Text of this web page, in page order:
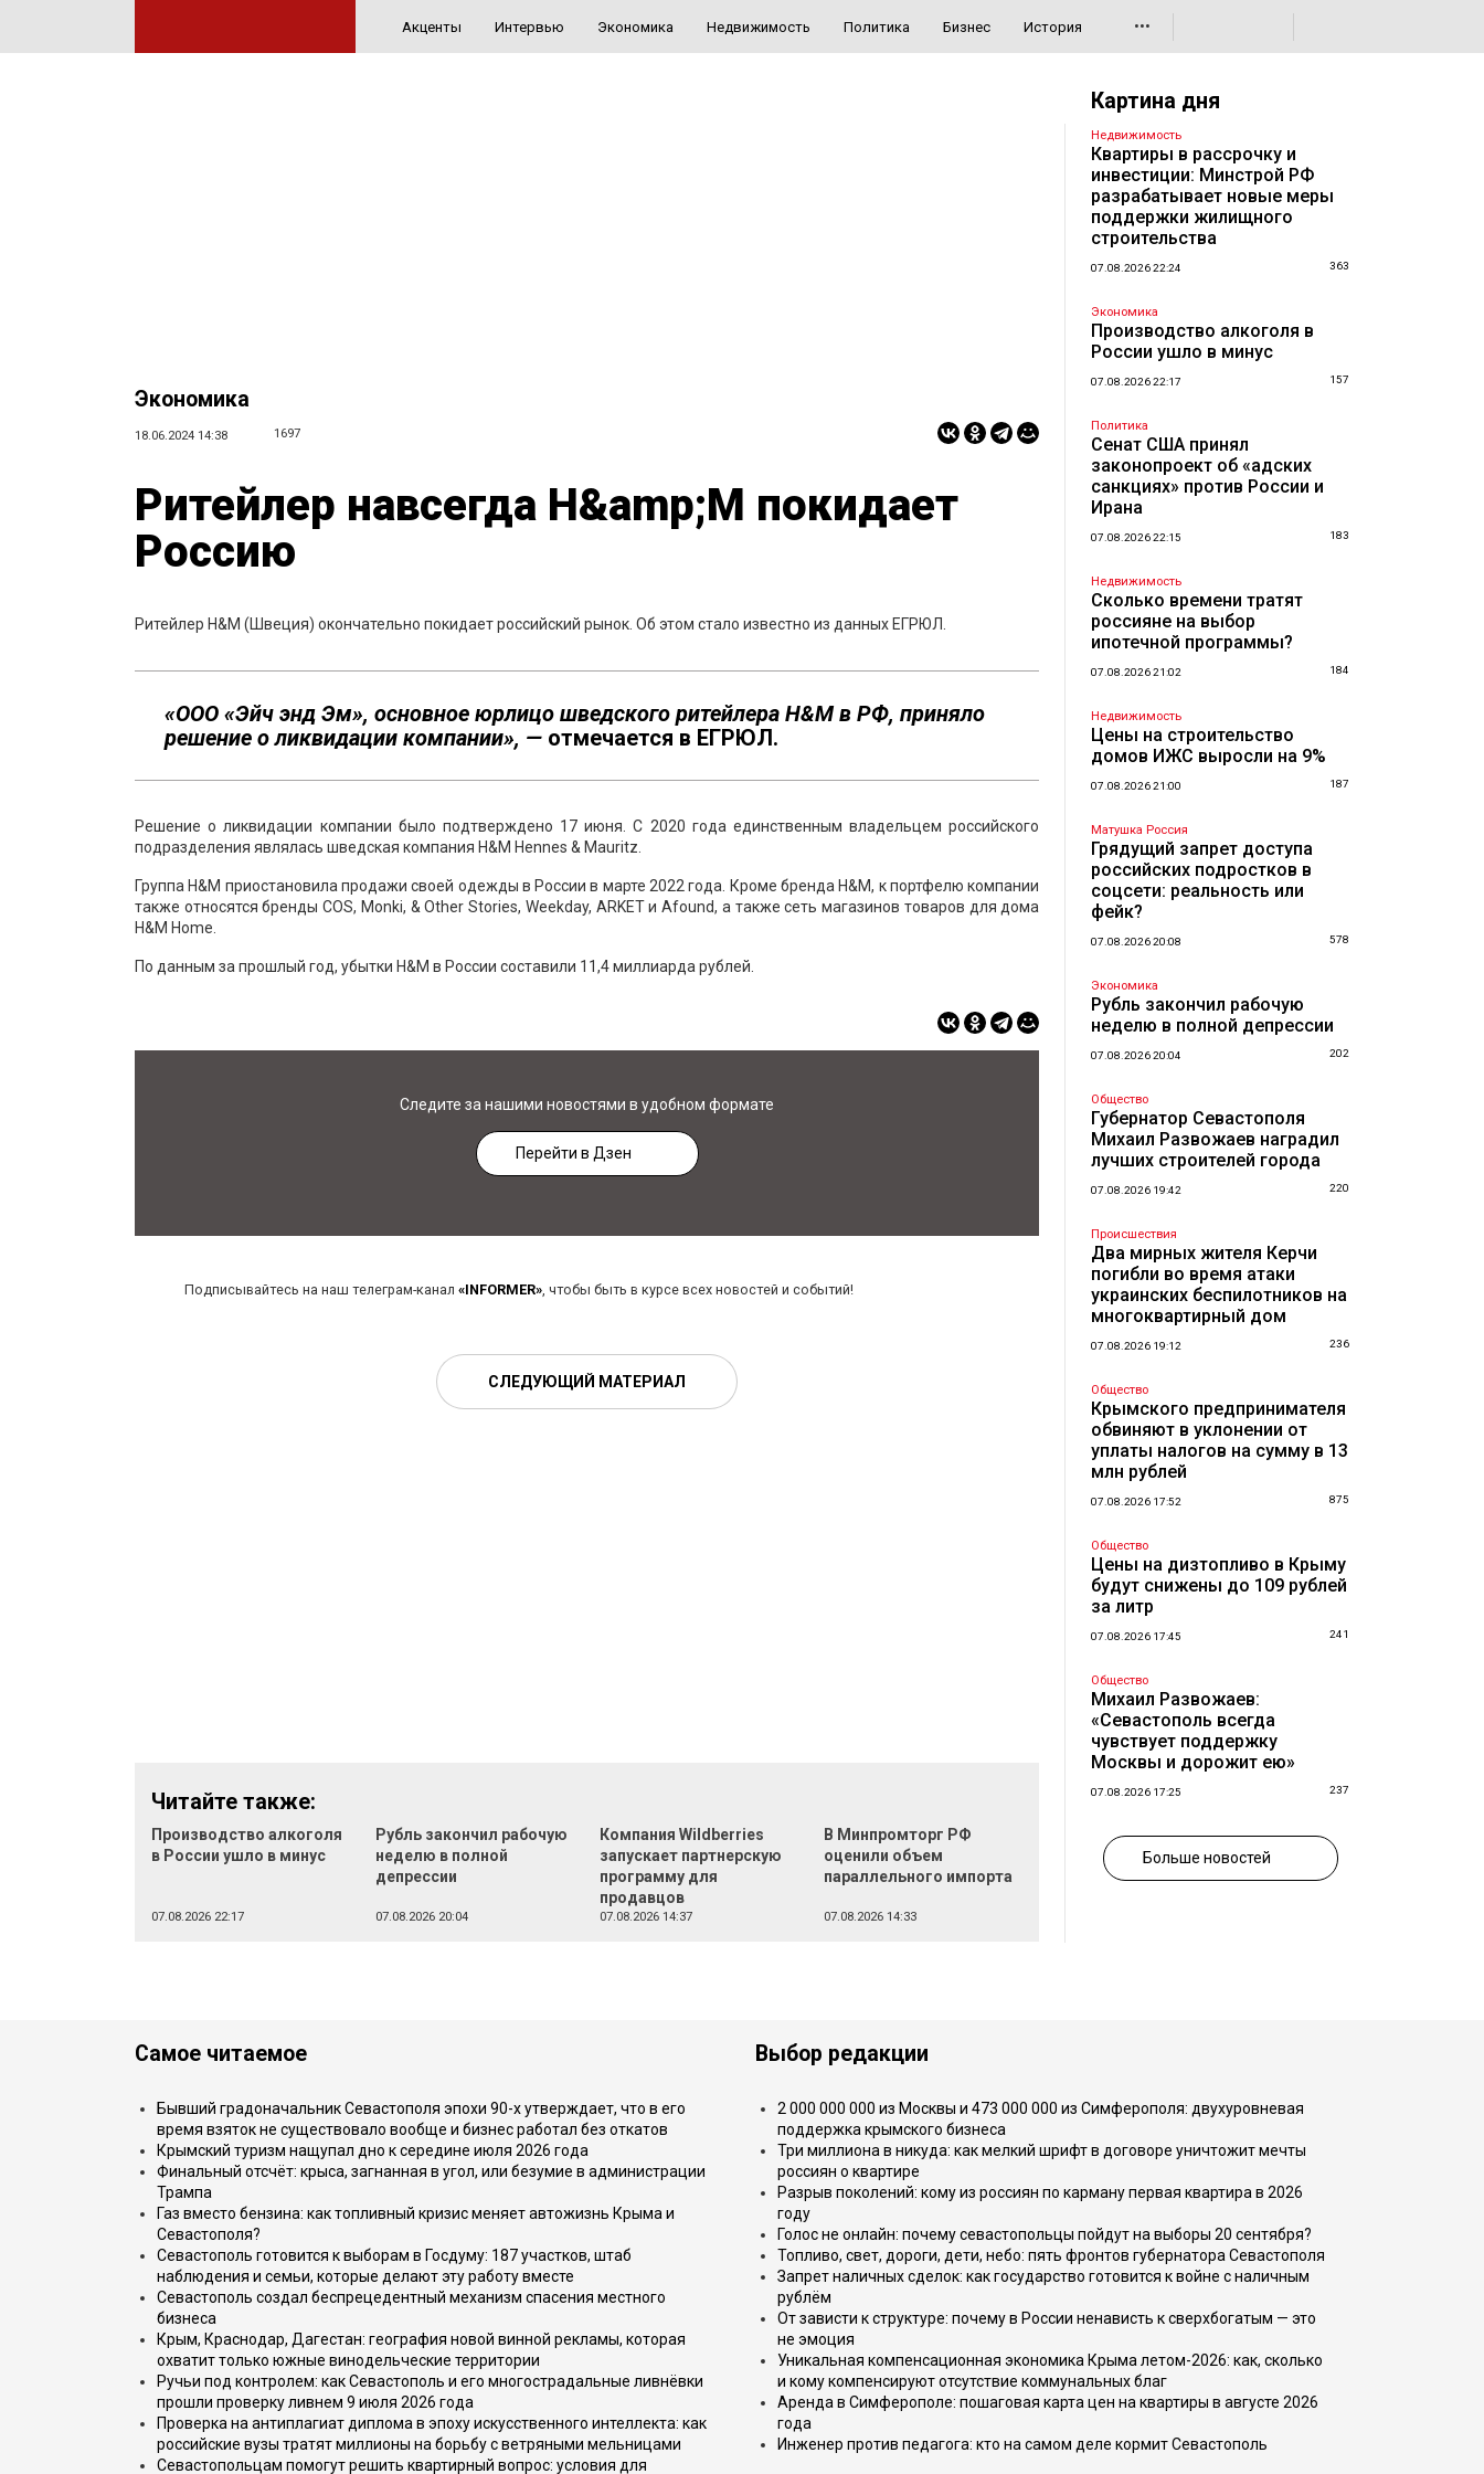
Акценты Интервью Экономика Недвижимость Политика Бизнес История •••
Экономика
18.06.2024 14:38 1697
Ритейлер навсегда H&amp;M покидает
Россию
Ритейлер H&M (Швеция) окончательно покидает российский рынок. Об этом стало известно из данных ЕГРЮЛ.
«ООО «Эйч энд Эм», основное юрлицо шведского ритейлера H&M в РФ, приняло
решение о ликвидации компании», — отмечается в ЕГРЮЛ.
Решение о ликвидации компании было подтверждено 17 июня. С 2020 года единственным владельцем российского
подразделения являлась шведская компания H&M Hennes & Mauritz.
Группа H&M приостановила продажи своей одежды в России в марте 2022 года. Кроме бренда H&M, к портфелю компании
также относятся бренды COS, Monki, & Other Stories, Weekday, ARKET и Afound, а также сеть магазинов товаров для дома
H&M Home.
По данным за прошлый год, убытки H&M в России составили 11,4 миллиарда рублей.
Следите за нашими новостями в удобном формате
Перейти в Дзен
Подписывайтесь на наш телеграм-канал «INFORMER», чтобы быть в курсе всех новостей и событий!
СЛЕДУЮЩИЙ МАТЕРИАЛ
Читайте также:
Производство алкоголя
в России ушло в минус
07.08.2026 22:17
Рубль закончил рабочую
неделю в полной
депрессии
07.08.2026 20:04
Компания Wildberries
запускает партнерскую
программу для
продавцов
07.08.2026 14:37
В Минпромторг РФ
оценили объем
параллельного импорта
07.08.2026 14:33
Картина дня
Недвижимость
Квартиры в рассрочку и
инвестиции: Минстрой РФ
разрабатывает новые меры
поддержки жилищного
строительства
07.08.2026 22:24 363
Экономика
Производство алкоголя в
России ушло в минус
07.08.2026 22:17 157
Политика
Сенат США принял
законопроект об «адских
санкциях» против России и
Ирана
07.08.2026 22:15 183
Недвижимость
Сколько времени тратят
россияне на выбор
ипотечной программы?
07.08.2026 21:02 184
Недвижимость
Цены на строительство
домов ИЖС выросли на 9%
07.08.2026 21:00 187
Матушка Россия
Грядущий запрет доступа
российских подростков в
соцсети: реальность или
фейк?
07.08.2026 20:08 578
Экономика
Рубль закончил рабочую
неделю в полной депрессии
07.08.2026 20:04 202
Общество
Губернатор Севастополя
Михаил Развожаев наградил
лучших строителей города
07.08.2026 19:42 220
Происшествия
Два мирных жителя Керчи
погибли во время атаки
украинских беспилотников на
многоквартирный дом
07.08.2026 19:12 236
Общество
Крымского предпринимателя
обвиняют в уклонении от
уплаты налогов на сумму в 13
млн рублей
07.08.2026 17:52 875
Общество
Цены на дизтопливо в Крыму
будут снижены до 109 рублей
за литр
07.08.2026 17:45 241
Общество
Михаил Развожаев:
«Севастополь всегда
чувствует поддержку
Москвы и дорожит ею»
07.08.2026 17:25 237
Больше новостей
Самое читаемое
Бывший градоначальник Севастополя эпохи 90-х утверждает, что в его
время взяток не существовало вообще и бизнес работал без откатов
Крымский туризм нащупал дно к середине июля 2026 года
Финальный отсчёт: крыса, загнанная в угол, или безумие в администрации
Трампа
Газ вместо бензина: как топливный кризис меняет автожизнь Крыма и
Севастополя?
Севастополь готовится к выборам в Госдуму: 187 участков, штаб
наблюдения и семьи, которые делают эту работу вместе
Севастополь создал беспрецедентный механизм спасения местного
бизнеса
Крым, Краснодар, Дагестан: география новой винной рекламы, которая
охватит только южные винодельческие территории
Ручьи под контролем: как Севастополь и его многострадальные ливнёвки
прошли проверку ливнем 9 июля 2026 года
Проверка на антиплагиат диплома в эпоху искусственного интеллекта: как
российские вузы тратят миллионы на борьбу с ветряными мельницами
Севастопольцам помогут решить квартирный вопрос: условия для
Выбор редакции
2 000 000 000 из Москвы и 473 000 000 из Симферополя: двухуровневая
поддержка крымского бизнеса
Три миллиона в никуда: как мелкий шрифт в договоре уничтожит мечты
россиян о квартире
Разрыв поколений: кому из россиян по карману первая квартира в 2026
году
Голос не онлайн: почему севастопольцы пойдут на выборы 20 сентября?
Топливо, свет, дороги, дети, небо: пять фронтов губернатора Севастополя
Запрет наличных сделок: как государство готовится к войне с наличным
рублём
От зависти к структуре: почему в России ненависть к сверхбогатым — это
не эмоция
Уникальная компенсационная экономика Крыма летом-2026: как, сколько
и кому компенсируют отсутствие коммунальных благ
Аренда в Симферополе: пошаговая карта цен на квартиры в августе 2026
года
Инженер против педагога: кто на самом деле кормит Севастополь